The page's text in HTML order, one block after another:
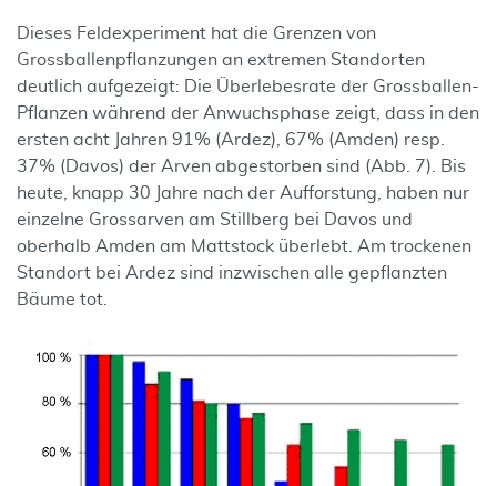
Dieses Feldexperiment hat die Grenzen von
Grossballenpflanzungen an extremen Standorten
deutlich aufgezeigt: Die Überlebesrate der Grossballen-
Pflanzen während der Anwuchsphase zeigt, dass in den
ersten acht Jahren 91% (Ardez), 67% (Amden) resp.
37% (Davos) der Arven abgestorben sind (Abb. 7). Bis
heute, knapp 30 Jahre nach der Aufforstung, haben nur
einzelne Grossarven am Stillberg bei Davos und
oberhalb Amden am Mattstock überlebt. Am trockenen
Standort bei Ardez sind inzwischen alle gepflanzten
Bäume tot.